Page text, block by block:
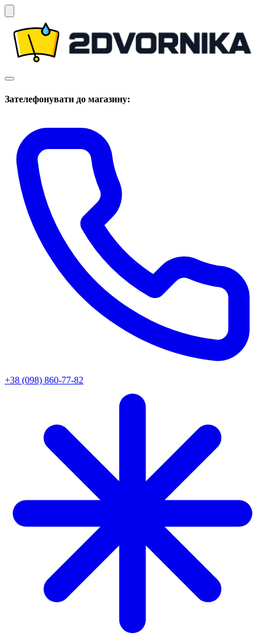
Зателефонувати до магазину:
+38 (098) 860-77-82